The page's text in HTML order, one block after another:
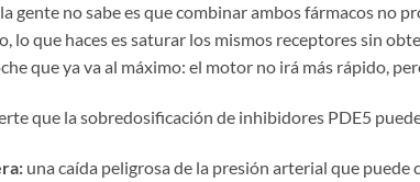
gente no sabe es que combinar ambos fármacos no
lo que haces es saturar los mismos receptores sin
que ya va al máximo: el motor no irá más rápido,
que la sobredosificación de inhibidores PDE5
una caída peligrosa de la presión arterial que puede